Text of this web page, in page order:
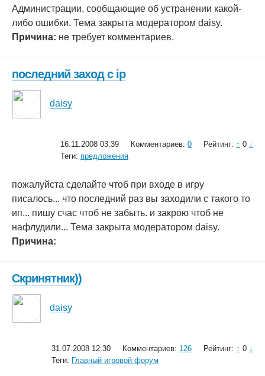
Администрации, сообщающие об устранении какой-
либо ошибки. Тема закрыта модератором daisy.
Причина: не требует комментариев.
последний заход с ip
daisy
16.11.2008 03:39 Комментариев: 0 Рейтинг: ↑ 0 ↓
Теги: предложения
пожалуйста сделайте чтоб при входе в игру
писалось... что последний раз вы заходили с такого то
ип... пишу счас чтоб не забыть. и закрою чтоб не
нафлудили... Тема закрыта модератором daisy.
Причина:
Скринятник))
daisy
31.07.2008 12:30 Комментариев: 126 Рейтинг: ↑ 0 ↓
Теги: Главный игровой форум